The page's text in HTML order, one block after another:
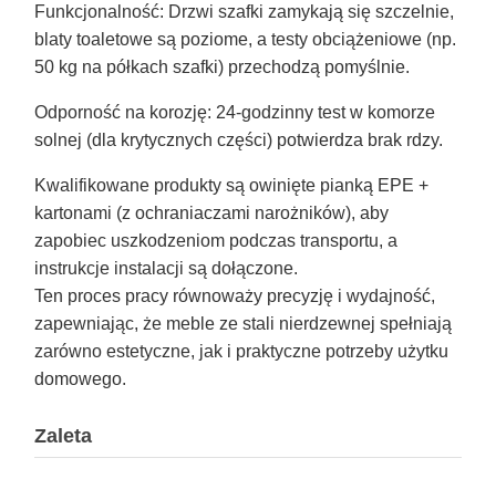
Funkcjonalność: Drzwi szafki zamykają się szczelnie,
blaty toaletowe są poziome, a testy obciążeniowe (np.
50 kg na półkach szafki) przechodzą pomyślnie.
Odporność na korozję: 24-godzinny test w komorze
solnej (dla krytycznych części) potwierdza brak rdzy.
Kwalifikowane produkty są owinięte pianką EPE +
kartonami (z ochraniaczami narożników), aby
zapobiec uszkodzeniom podczas transportu, a
instrukcje instalacji są dołączone.
Ten proces pracy równoważy precyzję i wydajność,
zapewniając, że meble ze stali nierdzewnej spełniają
zarówno estetyczne, jak i praktyczne potrzeby użytku
domowego.
Zaleta